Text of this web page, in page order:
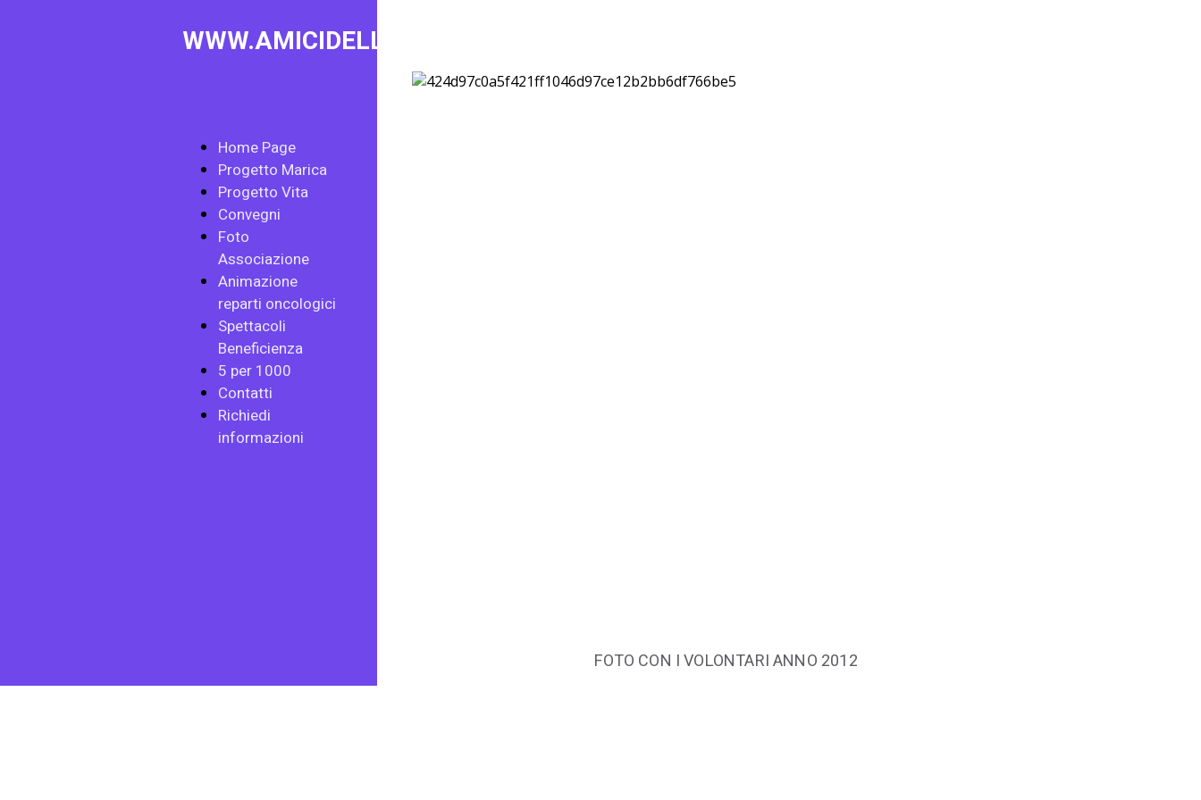
WWW.AMICIDELLASALUTE.IT
Home Page
Progetto Marica
Progetto Vita
Convegni
Foto
Associazione
Animazione
reparti oncologici
Spettacoli
Beneficienza
5 per 1000
Contatti
Richiedi
informazioni
FOTO CON I VOLONTARI ANNO 2012